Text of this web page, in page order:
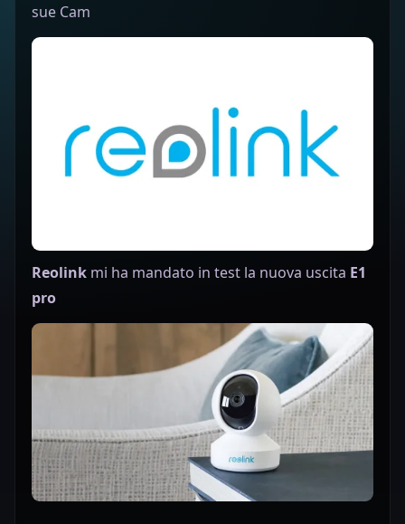
sue Cam
Reolink mi ha mandato in test la nuova uscita E1
pro